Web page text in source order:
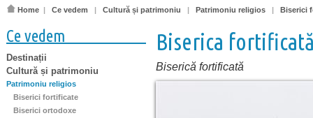
Home | Ce vedem | Cultură și patrimoniu | Patrimoniu religios | Biserici
Ce vedem
Destinații
Cultură și patrimoniu
Patrimoniu religios
Biserici fortificate
Biserici ortodoxe
Biserica
Biserică fortificată